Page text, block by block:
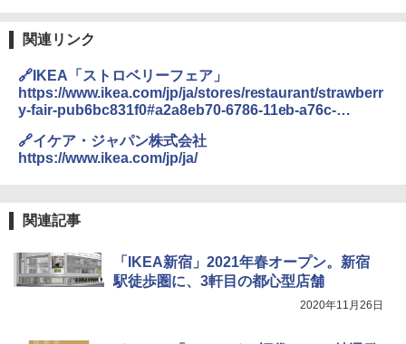
ENDLESS BASE 《めざましテレビで紹介》
テント ワンタッチ RENEW 幅200 2-3人用 43
500002(88859)
￥5,999
ュ(BC仕様) PATC-150B(EB)
￥9,990
[キャンパーズコレクション 山善] 傘みたいに
秒）射程5～10m 安全ロック搭載 携帯収納袋
付き ヒグマ・イノシシ対策 自治体・教育機
関の購入実績 登山・キャンプ・アウトドア・
送
レーム ドーム型 テント
￥14,800
着替えテント トイレテント 透けない【換気
関連リンク
🔗IKEA「ストロベリーフェア」
https://www.ikea.com/jp/ja/stores/restaurant/strawberr
y-fair-pub6bc831f0#a2a8eb70-6786-11eb-a76c-
🔗イケア・ジャパン株式会社
https://www.ikea.com/jp/ja/
関連記事
「IKEA新宿」2021年春オープン。新宿
駅徒歩圏に、3軒目の都心型店舗
2020年11月26日